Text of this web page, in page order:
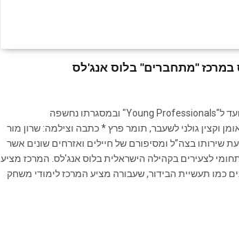
במרכז "מתחברים" בלוס אנג'לס
השבוע התקיים אירוע נוסף במרכז ארגון "מתחברים" בלוס אנג'לס. האירוע יועד ל"Young Professionals" ובמסגרתו נחשפה
וקצין גולני לשעבר, תומר פרץ * כתבה וצילמה: שרון מור
שירותו בצה”ל ומסיפורם של חיילים ואזרחים שונים אשר
לצעירים בקהילה הישראלית בלוס אנג'לס. המרכז מציע
כמו תעשיית הבידור, שעבורה מציע המרכז לימודי משחק